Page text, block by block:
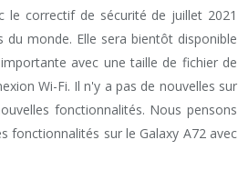
le correctif de sécurité de juillet 2021
monde. Elle sera bientôt disponible
avec une taille de fichier de
Wi-Fi. Il n'y a pas de nouvelles sur
fonctionnalités. Nous pensons
fonctionnalités sur le Galaxy A72 avec